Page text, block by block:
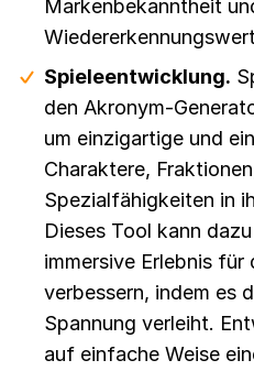
Markenbekanntheit
Spieleentwicklung.
den Akronym-
um einzigartige und
Charaktere,
Spezialfähigkeiten in
Dieses Tool kann
immersive Erlebnis für
verbessern, indem es
Spannung verleiht.
auf einfache Weise